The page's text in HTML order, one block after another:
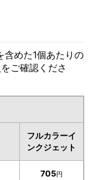
含めた1個あたりの
をご確認くださ
フルカラーイ
ンクジェット
705円